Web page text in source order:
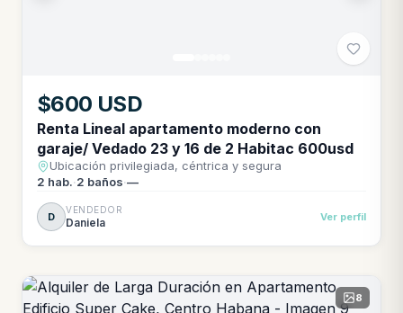
$600 USD
Renta Lineal apartamento moderno con
garaje/ Vedado 23 y 16 de 2 Habitac 600usd
Ubicación privilegiada, céntrica y segura
2 hab.·2 baños·—
D
VENDEDOR
Daniela Ver perfil
8